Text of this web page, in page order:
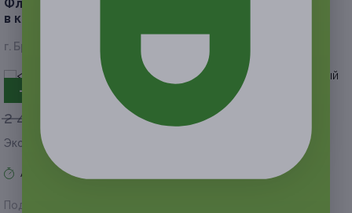
Флот»
в клубе Dakota
г. Брянск, пр-т Ленина, д. 100
- 50%
2 400 руб. 1 200 руб.
Экономия
Акция завершена
Поделиться с друзьями